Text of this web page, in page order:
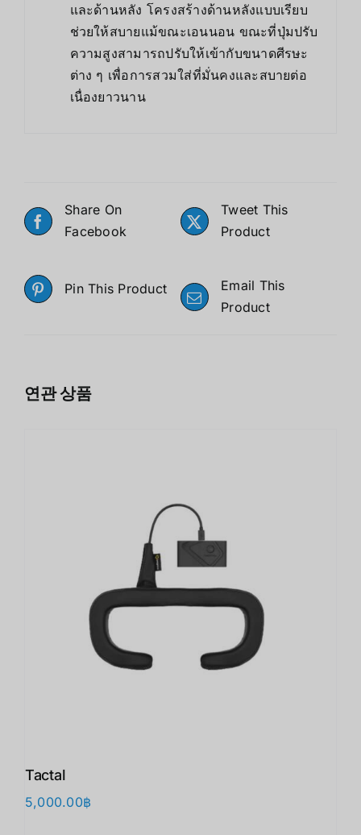
และด้านหลัง โครงสร้างด้านหลังแบบเรียบ
ช่วยให้สบายแม้ขณะเอนนอน ขณะที่ปุ่มปรับ
ความสูงสามารถปรับให้เข้ากับขนาดศีรษะ
ต่าง ๆ เพื่อการสวมใส่ที่มั่นคงและสบายต่อ
เนื่องยาวนาน
Share On
Facebook
Tweet This
Product
Pin This Product
Email This
Product
연관 상품
Tactal
5,000.00฿